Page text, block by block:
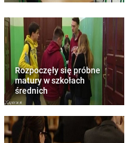
Rozpoczęły się próbne
matury w szkołach
średnich